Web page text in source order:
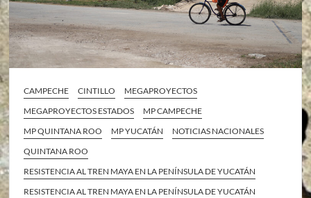
CAMPECHE CINTILLO
MEGAPROYECTOS
MEGAPROYECTOS ESTADOS
MP CAMPECHE
MP QUINTANA ROO
MP YUCATÁN
NOTICIAS NACIONALES
QUINTANA ROO
RESISTENCIA AL TREN MAYA EN LA PENÍNSULA DE YUCATÁN
RESISTENCIA AL TREN MAYA EN LA PENÍNSULA DE YUCATÁN